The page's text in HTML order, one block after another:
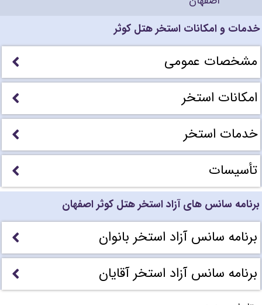
خدمات و امکانات استخر هتل کوثر
مشخصات عمومی
امکانات استخر
خدمات استخر
تأسیسات
برنامه سانس های آزاد استخر هتل کوثر اصفهان
برنامه سانس آزاد استخر بانوان
برنامه سانس آزاد استخر آقایان